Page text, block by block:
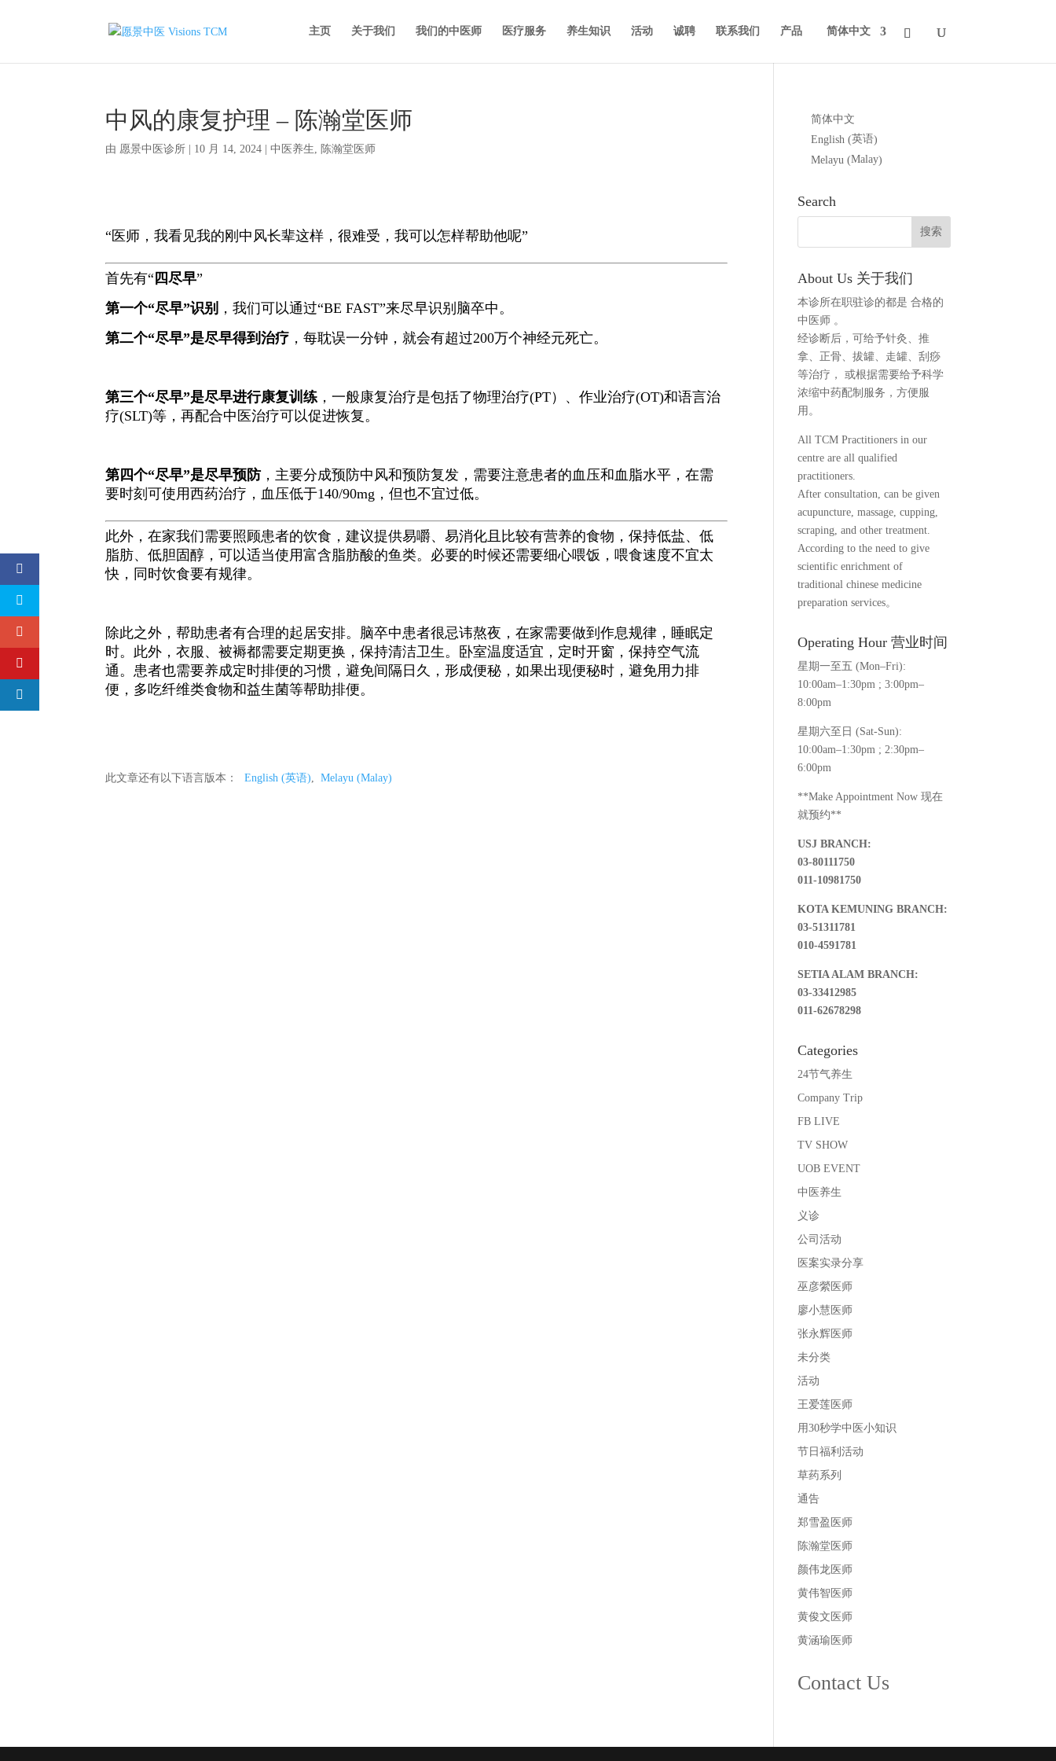
主页 关于我们 我们的中医师 医疗服务 养生知识 活动 诚聘 联系我们 产品 简体中文
中风的康复护理 – 陈瀚堂医师
由 愿景中医诊所 10 月 14, 2024 |中医养生, 陈瀚堂医师
“医师，我看见我的刚中风长辈这样，很难受，我可以怎样帮助他呢”
首先有“ 四尽早”
第一个“尽早”识别 ，我们可以通过“BE FAST”来尽早识别脑卒中。
第二个“尽早”是尽早得到治疗 ，每耽误一分钟，就会有超过200万个神经元死亡。
第三个“尽早”是尽早进行康复训练 ，一般康复治疗是包括了物理治疗(PT）、作业治疗(OT)和语言治
疗(SLT)等，再配合中医治疗可以促进恢复。
第四个“尽早”是尽早预防，主要分成预防中风和预防复发，需要注意患者的血压和血脂水平，在需
要时刻可使用西药治疗，血压低于140/90mg，但也不宜过低。
此外，在家我们需要照顾患者的饮食，建议提供易嚼、易消化且比较有营养的食物，保持低盐、低
脂肪、低胆固醇，可以适当使用富含脂肪酸的鱼类。必要的时候还需要细心喂饭，喂食速度不宜太
快，同时饮食要有规律。
除此之外，帮助患者有合理的起居安排。脑卒中患者很忌讳熬夜，在家需要做到作息规律，睡眠定
时。此外，衣服、被褥都需要定期更换，保持清洁卫生。卧室温度适宜，定时开窗，保持空气流
通。患者也需要养成定时排便的习惯，避免间隔日久，形成便秘，如果出现便秘时，避免用力排
便，多吃纤维类食物和益生菌等帮助排便。
此文章还有以下语言版本： English(英语) Melayu(Malay)
简体中文
English (英语)
Melayu(Malay)
Search
About Us 关于我们
本诊所在职驻诊的都是 合格的
中医师 。
经诊断后，可给予针灸、推
拿、正骨、拔罐、走罐、刮痧
等治疗， 或根据需要给予科学
浓缩中药配制服务，方便服
用。
All TCM Practitioners in our
centre are all qualified
practitioners.
After consultation, can be given
acupuncture, massage, cupping,
scraping, and other treatment.
According to the need to give
scientific enrichment of
traditional chinese medicine
preparation services。
Operating Hour 营业时间
星期一至五 (Mon–Fri):
10:00am–1:30pm ; 3:00pm–
8:00pm
星期六至日 (Sat-Sun):
10:00am–1:30pm ; 2:30pm–
6:00pm
**Make Appointment Now 现在
就预约**
USJ BRANCH:
03-80111750
011-10981750
KOTA KEMUNING BRANCH:
03-51311781
010-4591781
SETIA ALAM BRANCH:
03-33412985
011-62678298
Categories
24节气养生
Company Trip
FB LIVE
TV SHOW
UOB EVENT
中医养生
义诊
公司活动
医案实录分享
巫彦縈医师
廖小慧医师
张永辉医师
未分类
活动
王爱莲医师
用30秒学中医小知识
节日福利活动
草药系列
通告
郑雪盈医师
陈瀚堂医师
颜伟龙医师
黄伟智医师
黄俊文医师
黄涵瑜医师
Contact Us